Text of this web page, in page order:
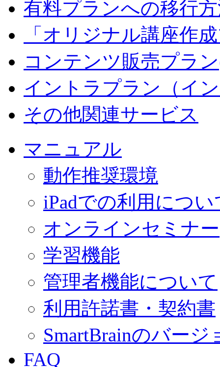
有料プランへの移行
「オリジナル講座作
コンテンツ販売プラ
イントラプラン（イ
その他関連サービス
マニュアル
動作推奨環境
iPadでの利用につい
オンラインセミナー
学習機能
管理者機能について
利用許諾書・契約書
SmartBrainのバー
FAQ